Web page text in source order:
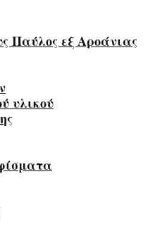
Παύλος εξ Αροάνιας
υλικού